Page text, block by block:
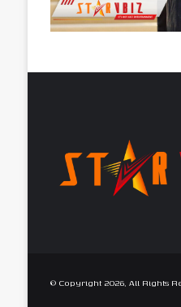
© Copyright 2026, All Rights